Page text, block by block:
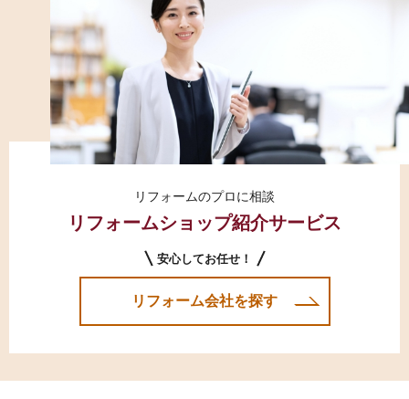
リフォームのプロに相談
リフォームショップ紹介サービス
安心してお任せ！
リフォーム会社を探す